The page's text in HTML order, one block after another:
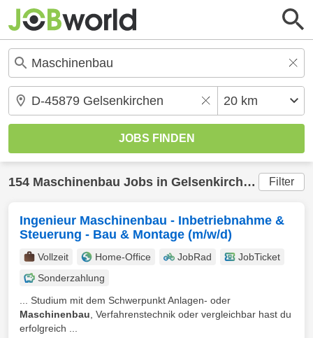
154 Maschinenbau Jobs in Gelsenkirchen (20 km)
Filter
Ingenieur Maschinenbau - Inbetriebnahme &
Steuerung - Bau & Montage (m/w/d)
Vollzeit Home-Office JobRad
JobTicket
Sonderzahlung
... Studium mit dem Schwerpunkt Anlagen- oder
Maschinenbau , Verfahrenstechnik oder vergleichbar hast du
erfolgreich ...